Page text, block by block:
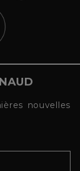
nouvelles